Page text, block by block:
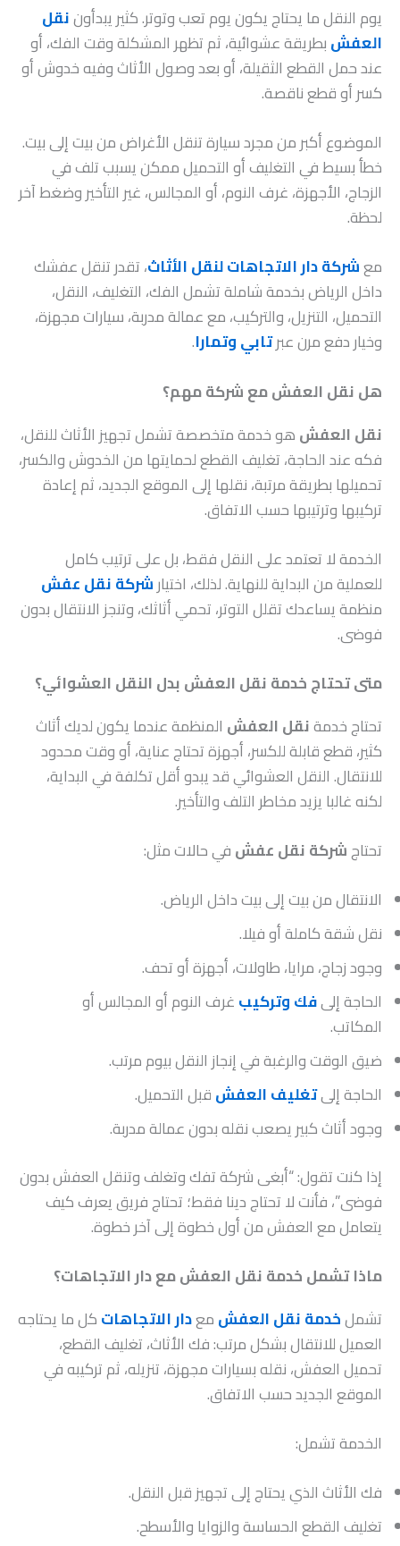
يوم النقل ما يحتاج يكون يوم تعب وتوتر. كثير يبدأوننقل
العفشبطريقة عشوائية، ثم تظهر المشكلة وقت الفك، أو
عند حمل القطع الثقيلة، أو بعد وصول الأثاث وفيه خدوش أو
كسر أو قطع ناقصة.
الموضوع أكبر من مجرد سيارة تنقل الأغراض من بيت إلى بيت.
خطأ بسيط في التغليف أو التحميل ممكن يسبب تلف في
الزجاج، الأجهزة، غرف النوم، أو المجالس، غير التأخير وضغط آخر
لحظة.
معشركة دار الاتجاهات لنقل الأثاث، تقدر تنقل عفشك
داخل الرياض بخدمة شاملة تشمل الفك، التغليف، النقل،
التحميل، التنزيل، والتركيب، مع عمالة مدربة، سيارات مجهزة،
وخيار دفع مرن عبرتابي وتمارا.
هل نقل العفش مع شركة مهم؟
نقل العفشهو خدمة متخصصة تشمل تجهيز الأثاث للنقل،
فكه عند الحاجة، تغليف القطع لحمايتها من الخدوش والكسر،
تحميلها بطريقة مرتبة، نقلها إلى الموقع الجديد، ثم إعادة
تركيبها وترتيبها حسب الاتفاق.
الخدمة لا تعتمد على النقل فقط، بل على ترتيب كامل
للعملية من البداية للنهاية. لذلك، اختيارشركة نقل عفش
منظمة يساعدك تقلل التوتر، تحمي أثاثك، وتنجز الانتقال بدون
فوضى.
متى تحتاج خدمة نقل العفش بدل النقل العشوائي؟
تحتاج خدمةنقل العفش المنظمة عندما يكون لديك أثاث
كثير، قطع قابلة للكسر، أجهزة تحتاج عناية، أو وقت محدود
للانتقال. النقل العشوائي قد يبدو أقل تكلفة في البداية،
لكنه غالبا يزيد مخاطر التلف والتأخير.
تحتاجشركة نقل عفشفي حالات مثل:
الانتقال من بيت إلى بيت داخل الرياض.
نقل شقة كاملة أو فيلا.
وجود زجاج، مرايا، طاولات، أجهزة أو تحف.
الحاجة إلىفك وتركيبغرف النوم أو المجالس أو
المكاتب.
ضيق الوقت والرغبة في إنجاز النقل بيوم مرتب.
الحاجة إلىتغليف العفشقبل التحميل.
وجود أثاث كبير يصعب نقله بدون عمالة مدربة.
إذا كنت تقول: “أبغى شركة تفك وتغلف وتنقل العفش بدون
فوضى”، فأنت لا تحتاج دينا فقط؛ تحتاج فريق يعرف كيف
يتعامل مع العفش من أول خطوة إلى آخر خطوة.
ماذا تشمل خدمة نقل العفش مع دار الاتجاهات؟
تشملخدمة نقل العفشمعدار الاتجاهاتكل ما يحتاجه
العميل للانتقال بشكل مرتب: فك الأثاث، تغليف القطع،
تحميل العفش، نقله بسيارات مجهزة، تنزيله، ثم تركيبه في
الموقع الجديد حسب الاتفاق.
الخدمة تشمل:
فك الأثاث الذي يحتاج إلى تجهيز قبل النقل.
تغليف القطع الحساسة والزوايا والأسطح.